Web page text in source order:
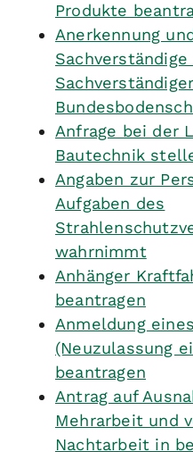
Produkte
Anerkennung
Sachverständige
Anfrage bei der
Bautechnik
Angaben zur
Aufgaben des
wahrnimmt
Anhänger
beantragen
Anmeldung
(Neuzulassung
beantragen
Antrag auf
Mehrarbeit und
Nachtarbeit in